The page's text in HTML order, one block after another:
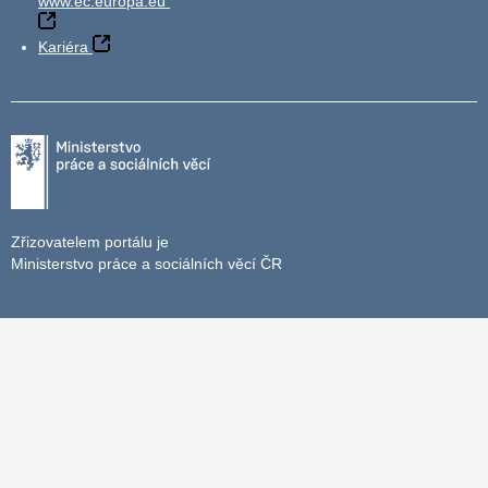
Kariéra
Zřizovatelem portálu je
Ministerstvo práce a sociálních věcí ČR